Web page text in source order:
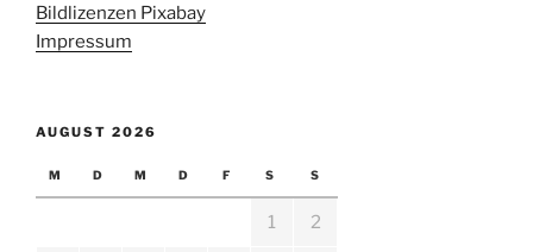
Bildlizenzen Pixabay
Impressum
AUGUST 2026
M D M D F S S
1 2